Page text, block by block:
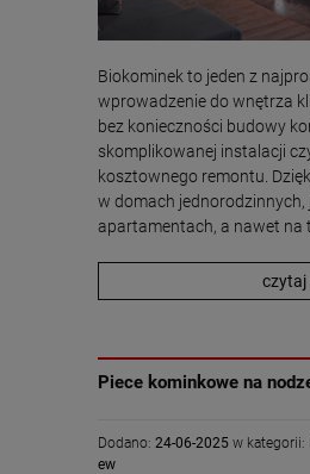
Biokominek to jeden z
wprowadzenie do wnętrza
bez konieczności budowy
skomplikowanej instalacji
kosztownego remontu.
w domach jednorodzinnych,
apartamentach, a nawet na
czytaj
Piece kominkowe na
Dodano: 24-06-2025 w kategorii:
ew